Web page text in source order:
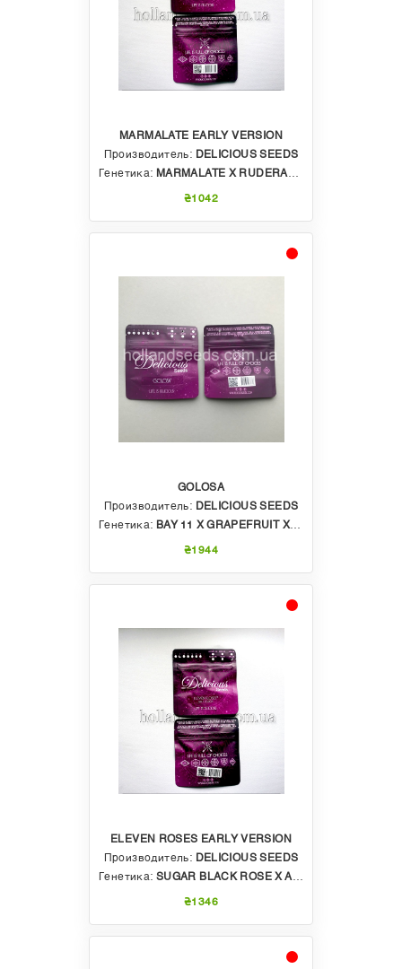
MARMALATE EARLY VERSION
Производитель: DELICIOUS SEEDS
Генетика: MARMALATE X RUDERALIS
₴1042
GOLOSA
Производитель: DELICIOUS SEEDS
Генетика: BAY 11 X GRAPEFRUIT X BLUEBERRY
₴1944
ELEVEN ROSES EARLY VERSION
Производитель: DELICIOUS SEEDS
Генетика: SUGAR BLACK ROSE X APALACHIAN KUSH
₴1346